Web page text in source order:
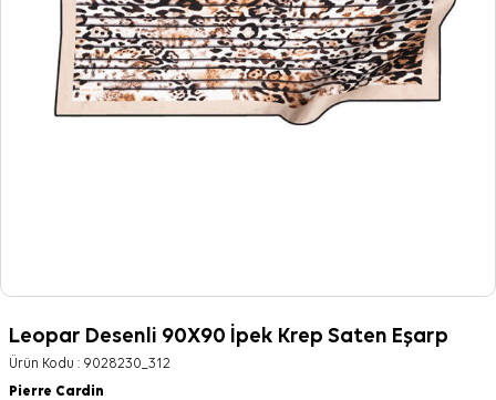
Leopar Desenli 90X90 İpek Krep Saten Eşarp
Ürün Kodu : 9028230_312
Pierre Cardin